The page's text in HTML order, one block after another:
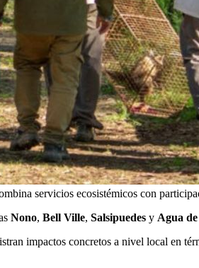
servicios ecosistémicos con
Nono, Bell Ville, Salsipuedes y Agua
impactos concretos a nivel local en